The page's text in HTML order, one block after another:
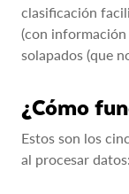
clasificación
(con
solapados (que
¿Cómo
Estos son los
al procesar datos: